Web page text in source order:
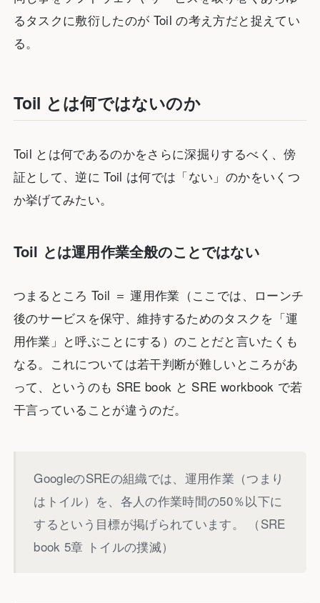
るタスクに敷衍したのが Toil の考え方だと捉えてい
る。
Toil とは何ではないのか
Toil とは何であるのかをさらに深掘りするべく、傍
証として、逆に Toil は何では「ない」のかをいくつ
か挙げてみたい。
Toil とは運用作業全般のことではない
つまるところ Toil ＝ 運用作業（ここでは、ローンチ
後のサービスを保守、維持するためのタスクを「運
用作業」と呼ぶことにする）のことだと言いたくも
なる。これについては若干判断が難しいところがあ
って、というのも SRE book と SRE workbook で若
干言っていることが違うのだ。
GoogleのSREの組織では、運用作業（つまり
はトイル）を、各人の作業時間の50％以下に
するという目標が掲げられています。 （SRE
book 5章 トイルの撲滅）